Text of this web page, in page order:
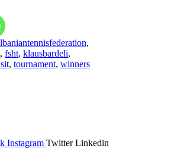
,
, fsht, klausbardeli,
, tournament, winners
Instagram Twitter Linkedin